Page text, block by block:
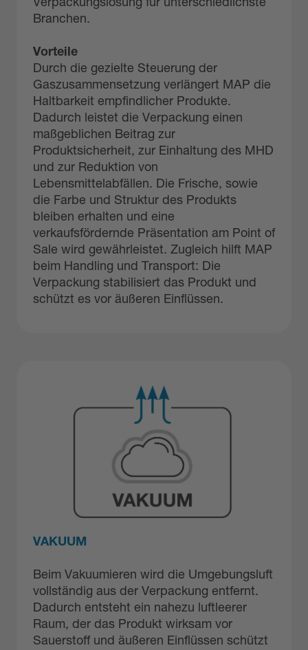
Verpackungslösung für unterschiedlichste
Branchen.
Vorteile
Durch die gezielte Steuerung der
Gaszusammensetzung verlängert MAP die
Haltbarkeit empfindlicher Produkte.
Dadurch leistet die Verpackung einen
maßgeblichen Beitrag zur
Produktsicherheit, zur Einhaltung des MHD
und zur Reduktion von
Lebensmittelabfällen. Die Frische, sowie
die Farbe und Struktur des Produkts
bleiben erhalten und eine
verkaufsfördernde Präsentation am Point of
Sale wird gewährleistet. Zugleich hilft MAP
beim Handling und Transport: Die
Verpackung stabilisiert das Produkt und
schützt es vor äußeren Einflüssen.
VAKUUM
Beim Vakuumieren wird die Umgebungsluft
vollständig aus der Verpackung entfernt.
Dadurch entsteht ein nahezu luftleerer
Raum, der das Produkt wirksam vor
Sauerstoff und äußeren Einflüssen schützt